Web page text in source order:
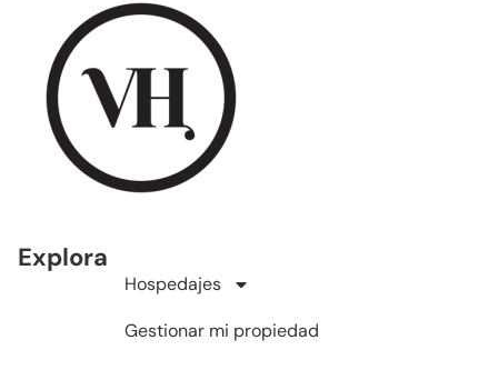
Explora
Hospedajes
Gestionar mi propiedad